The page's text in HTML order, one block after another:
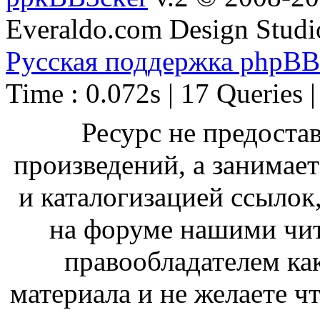
Everaldo.com Design
Русская поддержка phpBB
Time : 0.072s | 17 Queries
Ресурс не
произведений, а
и каталогизацией
на форуме нашими
правообладателем
материала и не желаете